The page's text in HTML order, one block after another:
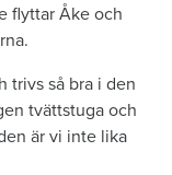
flyttar Åke och
trivs så bra i den
tvättstuga och
är vi inte lika